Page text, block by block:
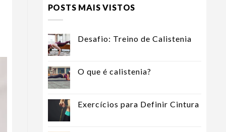
POSTS MAIS VISTOS
Desafio: Treino de Calistenia
O que é calistenia?
Exercícios para Definir Cintura